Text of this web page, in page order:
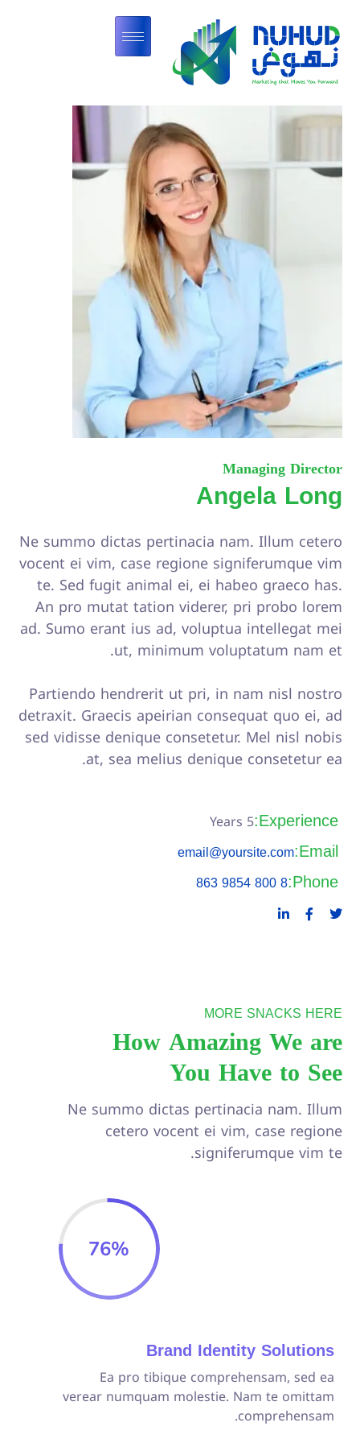
Managing Director
Angela Long
Ne summo dictas pertinacia nam. Illum cetero
vocent ei vim, case regione signiferumque vim
te. Sed fugit animal ei, ei habeo graeco has.
An pro mutat tation viderer, pri probo lorem
ad. Sumo erant ius ad, voluptua intellegat mei
ut, minimum voluptatum nam et.
Partiendo hendrerit ut pri, in nam nisl nostro
detraxit. Graecis apeirian consequat quo ei, ad
sed vidisse denique consetetur. Mel nisl nobis
at, sea melius denique consetetur ea.
Experience:
5 Years
Email:
email@yoursite.com
Phone:
8 800 9854 863
MORE SNACKS HERE
How Amazing We are
You Have to See
Ne summo dictas pertinacia nam. Illum
cetero vocent ei vim, case regione
signiferumque vim te.
76%
Brand Identity Solutions
Ea pro tibique comprehensam, sed ea
verear numquam molestie. Nam te omittam
comprehensam.